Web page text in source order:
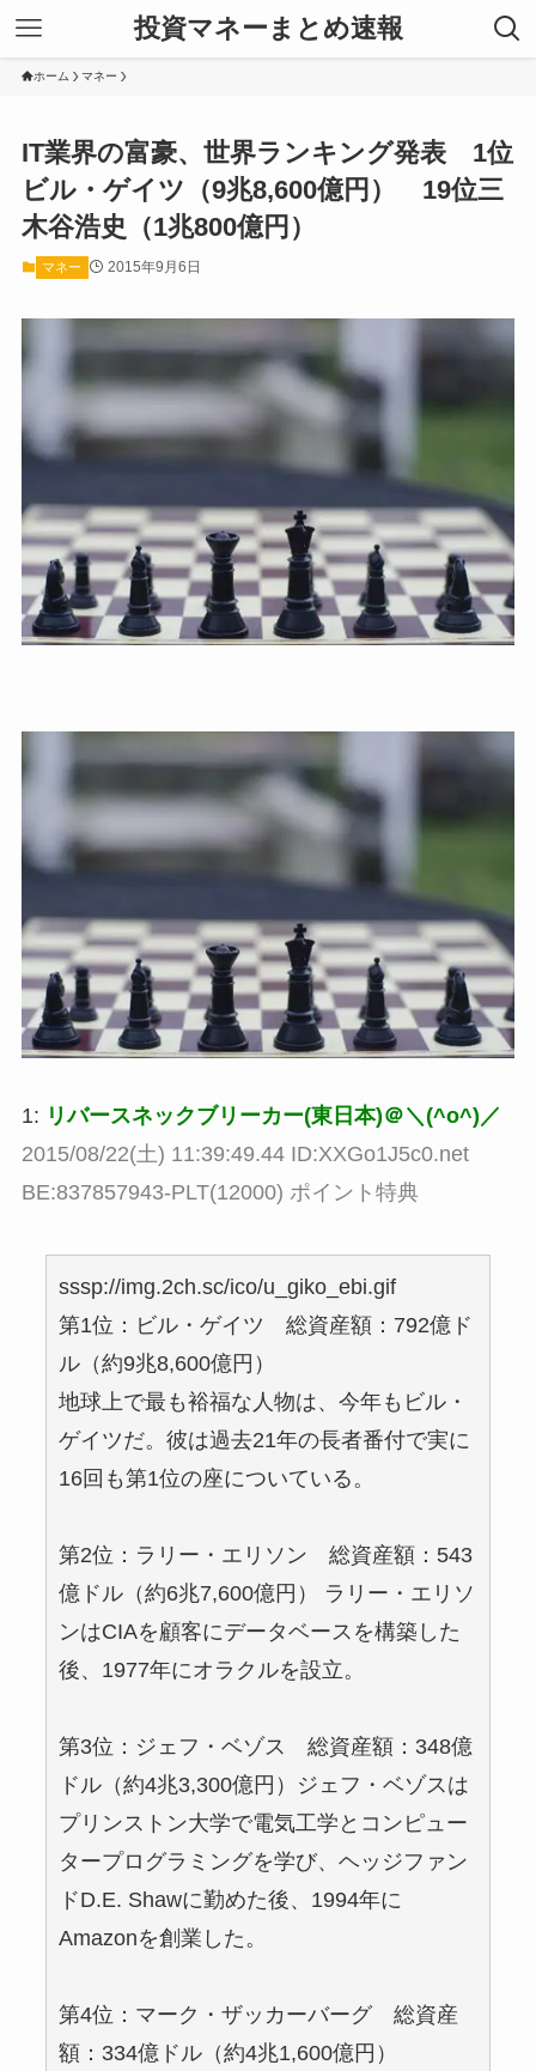
投資マネーまとめ速報
ホーム マネー
IT業界の富豪、世界ランキング発表 1位
ビル・ゲイツ（9兆8,600億円） 19位三
木谷浩史（1兆800億円）
マネー 2015年9月6日
1: リバースネックブリーカー(東日本)＠＼(^o^)／
2015/08/22(土) 11:39:49.44 ID:XXGo1J5c0.net
BE:837857943-PLT(12000) ポイント特典
sssp://img.2ch.sc/ico/u_giko_ebi.gif
第1位：ビル・ゲイツ 総資産額：792億ド
ル（約9兆8,600億円）
地球上で最も裕福な人物は、今年もビル・
ゲイツだ。彼は過去21年の長者番付で実に
16回も第1位の座についている。
第2位：ラリー・エリソン 総資産額：543
億ドル（約6兆7,600億円） ラリー・エリソ
ンはCIAを顧客にデータベースを構築した
後、1977年にオラクルを設立。
第3位：ジェフ・ベゾス 総資産額：348億
ドル（約4兆3,300億円）ジェフ・ベゾスは
プリンストン大学で電気工学とコンピュー
タープログラミングを学び、ヘッジファン
ドD.E. Shawに勤めた後、1994年に
Amazonを創業した。
第4位：マーク・ザッカーバーグ 総資産
額：334億ドル（約4兆1,600億円）